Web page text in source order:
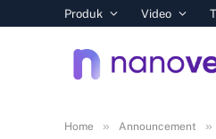
Produk Video
Home » Announcement »